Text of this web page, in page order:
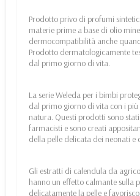
Prodotto privo di profumi
materie prime a base di olio
dermocompatibilità anche
Prodotto dermatologicamente
dal primo giorno di vita.
La serie Weleda per i bimbi
dal primo giorno di vita con i
natura. Questi prodotti sono
farmacisti e sono creati
della pelle delicata dei neonati e
Gli estratti di calendula da
hanno un effetto calmante sulla
delicatamente la pelle e